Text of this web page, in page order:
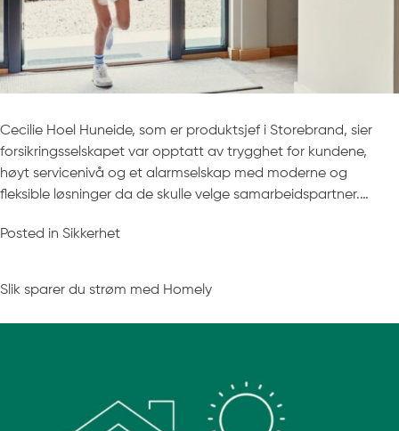
Cecilie Hoel Huneide, som er produktsjef i Storebrand, sier
forsikringsselskapet var opptatt av trygghet for kundene,
høyt servicenivå og et alarmselskap med moderne og
fleksible løsninger da de skulle velge samarbeidspartner.…
Posted in Sikkerhet
Slik sparer du strøm med Homely